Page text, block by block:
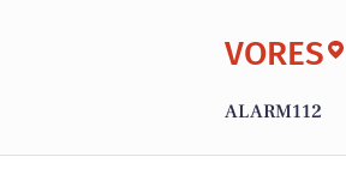
VORES
ALARM112